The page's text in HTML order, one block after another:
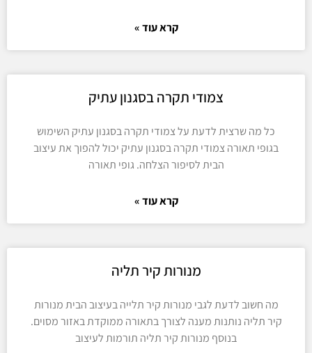
קרא עוד »
צמודי תקרה בסגנון עתיק
כל מה שרצית לדעת על צמודי תקרה בסגנון עתיק השימוש
בגופי תאורה צמודי תקרה בסגנון עתיק יכול להפוך את עיצוב
הבית לסיפור הצלחה. גופי תאורה
קרא עוד »
מנורות קיר תליה
מה חשוב לדעת לגבי מנורות קיר תלייה בעיצוב הבית מנורות
קיר תליה נותנות מענה לצורך בתאורה ממוקדת באזור מסוים.
בנוסף מנורות קיר תליה תורמות לעיצוב